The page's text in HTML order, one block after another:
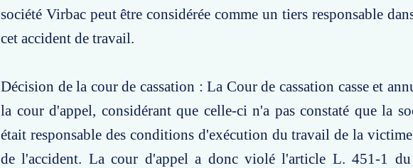
société Virbac peut être considérée comme un tiers responsable
cet accident de travail.
Décision de la cour de cassation : La Cour de cassation casse et
la cour d'appel, considérant que celle-ci n'a pas constaté que la
était responsable des conditions d'exécution du travail de la
de l'accident. La cour d'appel a donc violé l'article L. 451-1